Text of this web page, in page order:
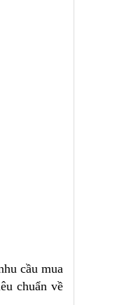
cầu mua
chuẩn về